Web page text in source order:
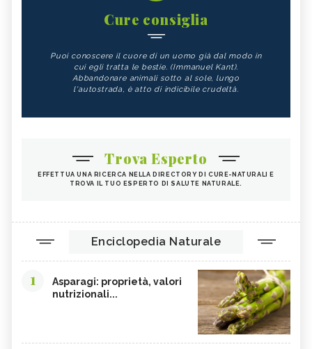
Cure consiglia
Puoi conoscere il cuore di un uomo già dal modo in
cui egli tratta le bestie. (Immanuel Kant).
Abbandonare animali sotto al sole, lungo
l'autostrada, è atto di indicibile crudeltà.
Trova Esperto
EFFETTUA UNA RICERCA NELLA DIRECTORY DI CURE-NATURALI E
TROVA IL TUO ESPERTO DI SALUTE NATURALE.
Enciclopedia Naturale
1
Asparagi: proprietà, valori
nutrizionali...